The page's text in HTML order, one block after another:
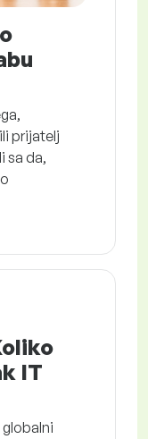
prijatelj
sa da,
IT